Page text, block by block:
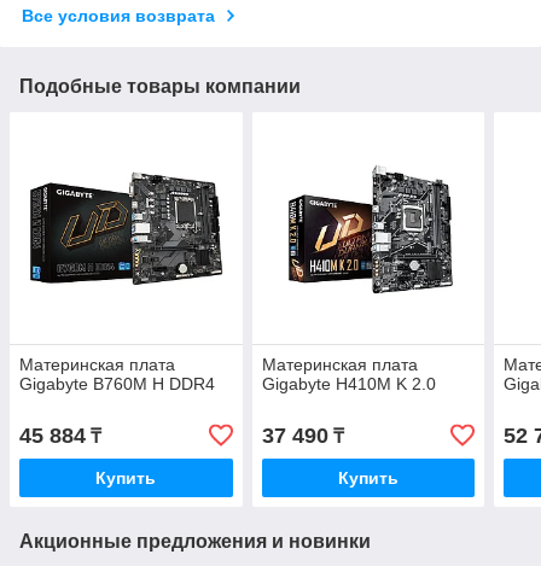
Все условия возврата
Подобные товары компании
Материнская плата
Gigabyte B760M H DDR4
45 884 ₸
Купить
Материнская плата
Gigabyte H410M K 2.0
37 490₸
Купить
52
Акционные предложения и новинки